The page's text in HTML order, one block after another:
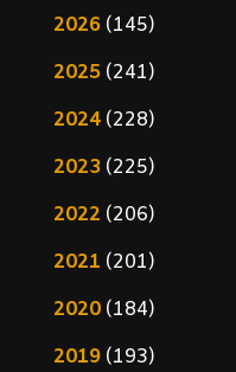
2026(145)
2025(241)
2024(228)
2023(225)
2022 (206)
2021 (201)
2020(184)
2019(193)